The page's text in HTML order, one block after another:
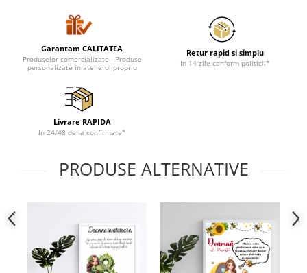
Garantam CALITATEA
Produselor comercializate - Produse
personalizate in atelierul propriu
Retur rapid si simplu
In 14 zile conform politicii*
Livrare RAPIDA
In 24/48 de la confirmare*
PRODUSE ALTERNATIVE